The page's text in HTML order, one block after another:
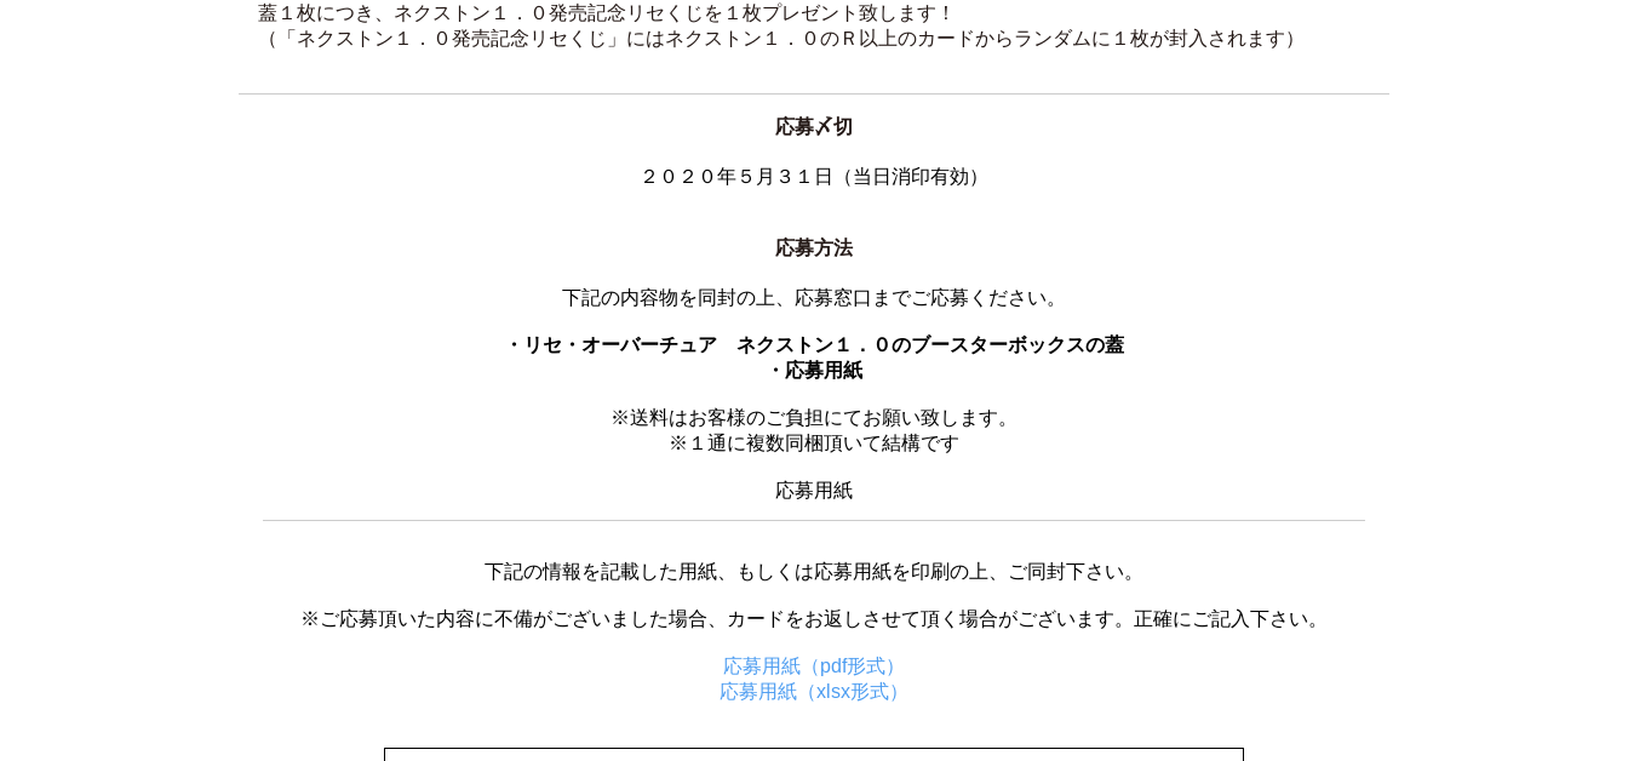
蓋１枚につき、ネクストン１．０発売記念リセくじを１枚プレゼント致します！
（「ネクストン１．０発売記念リセくじ」にはネクストン１．０のＲ以上のカードからランダムに１枚が封入されます）
応募〆切
２０２０年５月３１日（当日消印有効）
応募方法
下記の内容物を同封の上、応募窓口までご応募ください。
・リセ・オーバーチュア ネクストン１．０のブースターボックスの蓋
・応募用紙
※送料はお客様のご負担にてお願い致します。
※１通に複数同梱頂いて結構です
応募用紙
下記の情報を記載した用紙、もしくは応募用紙を印刷の上、ご同封下さい。
※ご応募頂いた内容に不備がございました場合、カードをお返しさせて頂く場合がございます。正確にご記入下さい。
応募用紙（pdf形式）
応募用紙（xlsx形式）